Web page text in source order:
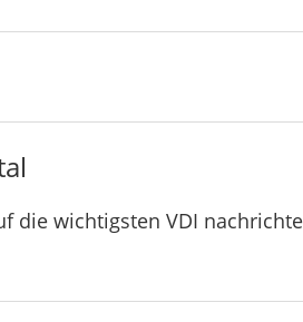
die wichtigsten VDI